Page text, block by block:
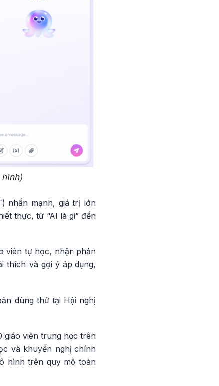
nhấn mạnh, giá trị lớn
thực, từ “AI là gì” đến
viên tự học, nhận phản
thích và gợi ý áp dụng,
dùng thử tại Hội nghị
giáo viên trung học trên
và khuyến nghị chính
hình trên quy mô toàn